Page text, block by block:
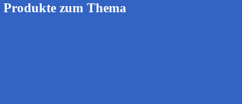
Produkte zum Thema